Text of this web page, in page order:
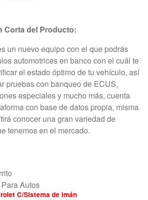
Corta del Producto:
un nuevo equipo con el que podrás
automotrices en banco con el cuál te
el estado óptimo de tu vehículo, así
pruebas con banqueo de ECUS,
especiales y mucho más, cuenta
con base de datos propia, misma
conocer una gran variedad de
tenemos en el mercado.
Autos
C/Sistema de Imán